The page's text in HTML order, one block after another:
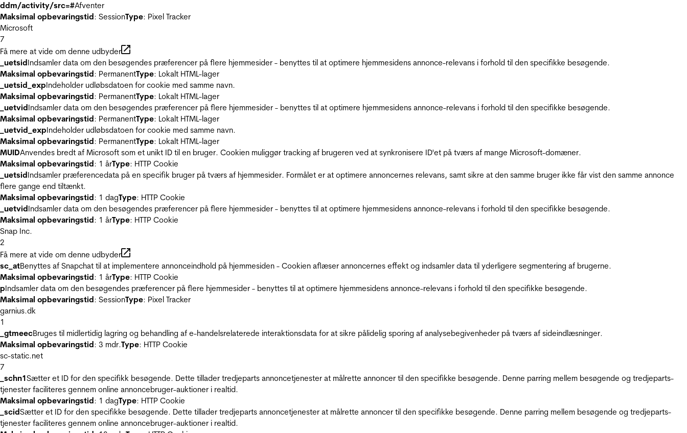
ddm/activity/src=#Afventer
Maksimal opbevaringstid: SessionType: Pixel Tracker
Microsoft
7
Få mere at vide om denne udbyder
_uetsidIndsamler data om den besøgendes præferencer på flere hjemmesider - benyttes til at optimere hjemmesidens annonce-relevans i forhold til den specifikke besøgende.
Maksimal opbevaringstid: PermanentType: Lokalt HTML-lager
_uetsid_expIndeholder udløbsdatoen for cookie med samme navn.
Maksimal opbevaringstid: PermanentType: Lokalt HTML-lager
_uetvidIndsamler data om den besøgendes præferencer på flere hjemmesider - benyttes til at optimere hjemmesidens annonce-relevans i forhold til den specifikke besøgende.
Maksimal opbevaringstid: PermanentType: Lokalt HTML-lager
_uetvid_expIndeholder udløbsdatoen for cookie med samme navn.
Maksimal opbevaringstid: PermanentType: Lokalt HTML-lager
MUIDAnvendes bredt af Microsoft som et unikt ID til en bruger. Cookien muliggør tracking af brugeren ved at synkronisere ID'et på tværs af mange Microsoft-domæner.
Maksimal opbevaringstid: 1 årType: HTTP Cookie
_uetsidIndsamler præferencedata på en specifik bruger på tværs af hjemmesider. Formålet er at optimere annoncernes relevans, samt sikre at den samme bruger ikke får vist den samme annonce
flere gange end tiltænkt.
Maksimal opbevaringstid: 1 dagType: HTTP Cookie
_uetvidIndsamler data om den besøgendes præferencer på flere hjemmesider - benyttes til at optimere hjemmesidens annonce-relevans i forhold til den specifikke besøgende.
Maksimal opbevaringstid: 1 årType: HTTP Cookie
Snap Inc.
2
Få mere at vide om denne udbyder
sc_atBenyttes af Snapchat til at implementere annonceindhold på hjemmesiden - Cookien aflæser annoncernes effekt og indsamler data til yderligere segmentering af brugerne.
Maksimal opbevaringstid: 1 årType: HTTP Cookie
pIndsamler data om den besøgendes præferencer på flere hjemmesider - benyttes til at optimere hjemmesidens annonce-relevans i forhold til den specifikke besøgende.
Maksimal opbevaringstid: SessionType: Pixel Tracker
garnius.dk
1
_gtmeecBruges til midlertidig lagring og behandling af e-handelsrelaterede interaktionsdata for at sikre pålidelig sporing af analysebegivenheder på tværs af sideindlæsninger.
Maksimal opbevaringstid: 3 mdr.Type: HTTP Cookie
sc-static.net
7
_schn1Sætter et ID for den specifikk besøgende. Dette tillader tredjeparts annoncetjenester at målrette annoncer til den specifikke besøgende. Denne parring mellem besøgende og tredjeparts-
tjenester faciliteres gennem online annoncebruger-auktioner i realtid.
Maksimal opbevaringstid: 1 dagType: HTTP Cookie
_scidSætter et ID for den specifikke besøgende. Dette tillader tredjeparts annoncetjenester at målrette annoncer til den specifikke besøgende. Denne parring mellem besøgende og tredjeparts-
tjenester faciliteres gennem online annoncebruger-auktioner i realtid.